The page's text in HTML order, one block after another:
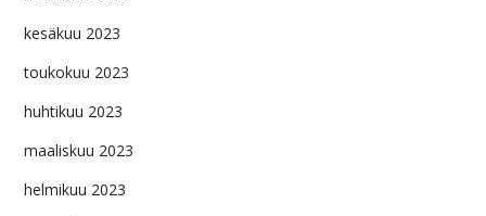
kesäkuu 2023
toukokuu 2023
huhtikuu 2023
maaliskuu 2023
helmikuu 2023